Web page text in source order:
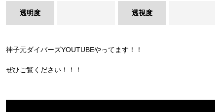
透明度 透視度
神子元ダイバーズYOUTUBEやってます！！
ぜひご覧ください！！！